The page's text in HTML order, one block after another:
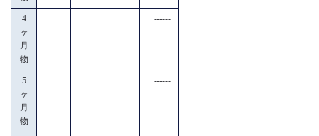
4
ヶ
月
物
------
5
ヶ
月
物
------